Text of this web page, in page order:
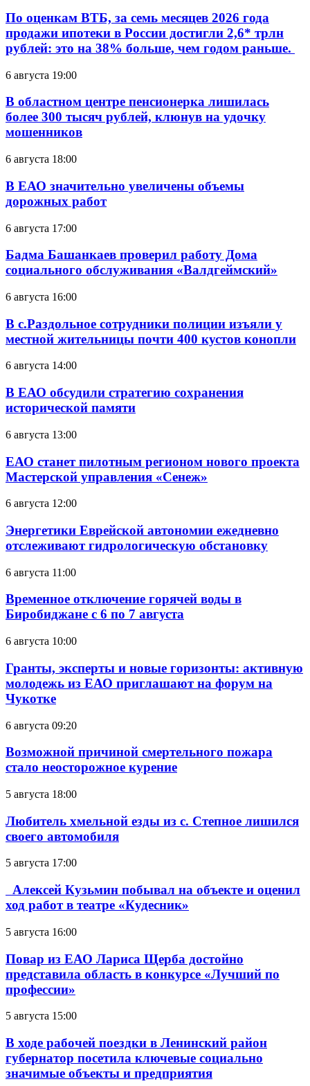
По оценкам ВТБ, за семь месяцев 2026 года
продажи ипотеки в России достигли 2,6* трлн
рублей: это на 38% больше, чем годом раньше.
6 августа 19:00
В областном центре пенсионерка лишилась
более 300 тысяч рублей, клюнув на удочку
мошенников
6 августа 18:00
В ЕАО значительно увеличены объемы
дорожных работ
6 августа 17:00
Бадма Башанкаев проверил работу Дома
социального обслуживания «Валдгеймский»
6 августа 16:00
В с.Раздольное сотрудники полиции изъяли у
местной жительницы почти 400 кустов конопли
6 августа 14:00
В ЕАО обсудили стратегию сохранения
исторической памяти
6 августа 13:00
ЕАО станет пилотным регионом нового проекта
Мастерской управления «Сенеж»
6 августа 12:00
Энергетики Еврейской автономии ежедневно
отслеживают гидрологическую обстановку
6 августа 11:00
Временное отключение горячей воды в
Биробиджане с 6 по 7 августа
6 августа 10:00
Гранты, эксперты и новые горизонты: активную
молодежь из ЕАО приглашают на форум на
Чукотке
6 августа 09:20
Возможной причиной смертельного пожара
стало неосторожное курение
5 августа 18:00
Любитель хмельной езды из с. Степное лишился
своего автомобиля
5 августа 17:00
Алексей Кузьмин побывал на объекте и оценил
ход работ в театре «Кудесник»
5 августа 16:00
Повар из ЕАО Лариса Щерба достойно
представила область в конкурсе «Лучший по
профессии»
5 августа 15:00
В ходе рабочей поездки в Ленинский район
губернатор посетила ключевые социально
значимые объекты и предприятия